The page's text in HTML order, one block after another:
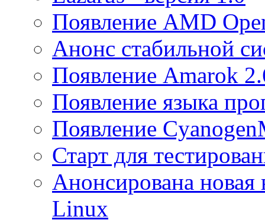
Появление AMD
Анонс стабильной
Появление Amarok
Появление языка
Появление
Старт для
Анонсирована новая
Linux